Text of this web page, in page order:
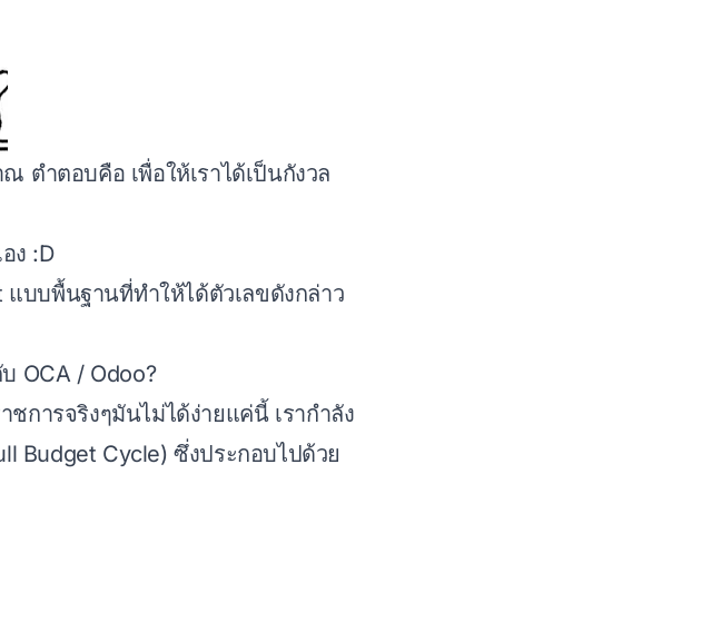
ตำตอบคือ เพื่อให้เราได้เป็นกังวล
ง :D
บบพื้นฐานที่ทำให้ได้ตัวเลขดังกล่าว
OCA / Odoo?
การจริงๆมันไม่ได้ง่ายแค่นี้ เรากำลัง
Budget Cycle) ซึ่งประกอบไปด้วย